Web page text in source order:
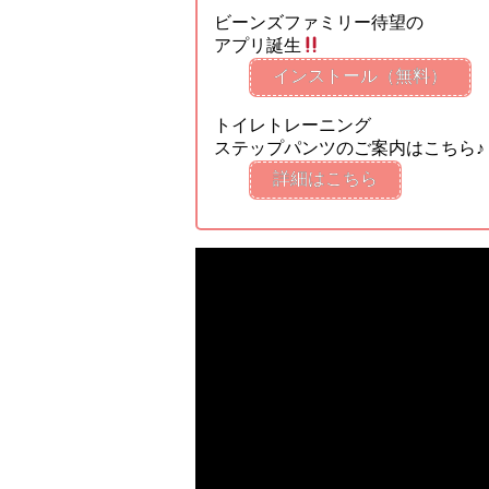
ビーンズファミリー待望の
アプリ誕生
インストール（無料）
トイレトレーニング
ステップパンツのご案内はこちら♪
詳細はこちら